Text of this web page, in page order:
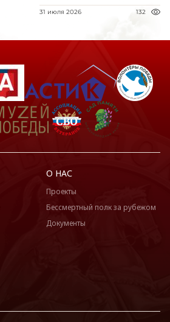
31 июля 2026 132
О НАС
Проекты
Бессмертный полк за рубежом
Документы